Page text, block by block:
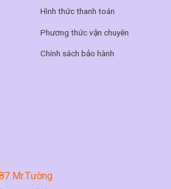
Hình thức thanh toán
Phương thức vận chuyên
Chính sách bảo hành
Mr.Tường